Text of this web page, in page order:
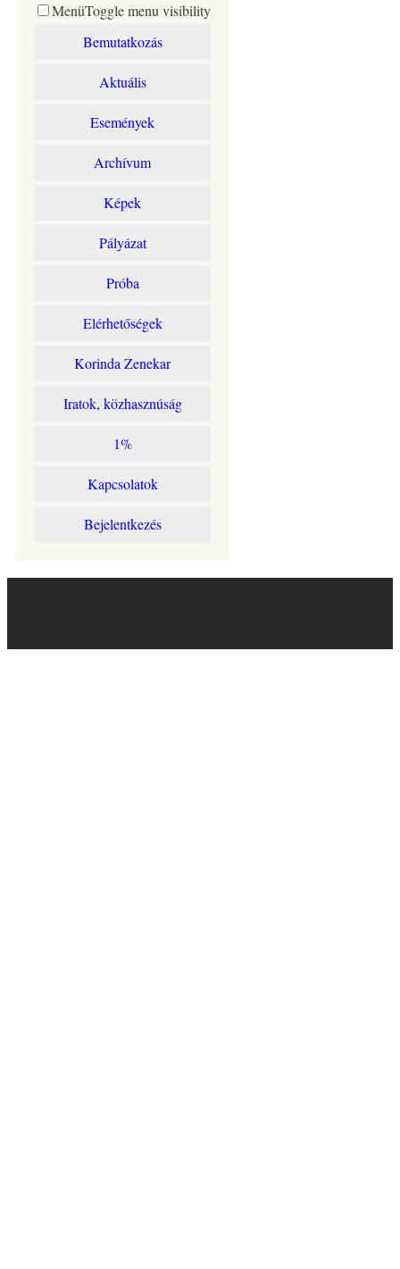
MenüToggle menu visibility
Bemutatkozás
Aktuális
Események
Archívum
Képek
Pályázat
Próba
Elérhetőségek
Korinda Zenekar
Iratok, közhasznúság
1%
Kapcsolatok
Bejelentkezés